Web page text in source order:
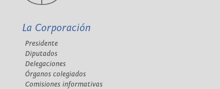
La Corporación
Presidente
Diputados
Delegaciones
Órganos colegiados
Comisiones informativas